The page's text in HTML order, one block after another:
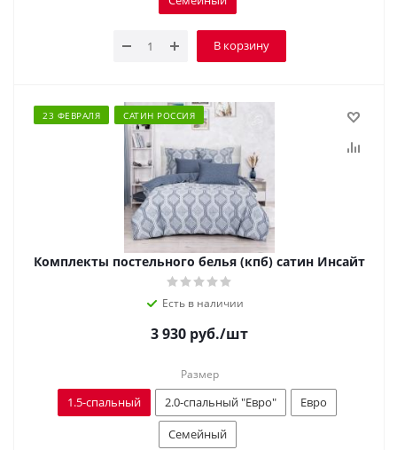
В корзину
23 ФЕВРАЛЯ САТИН РОССИЯ
Комплекты постельного белья (кпб) сатин Инсайт
Есть в наличии
3 930 руб./шт
Размер
1.5-спальный 2.0-спальный "Евро"
Евро
Семейный